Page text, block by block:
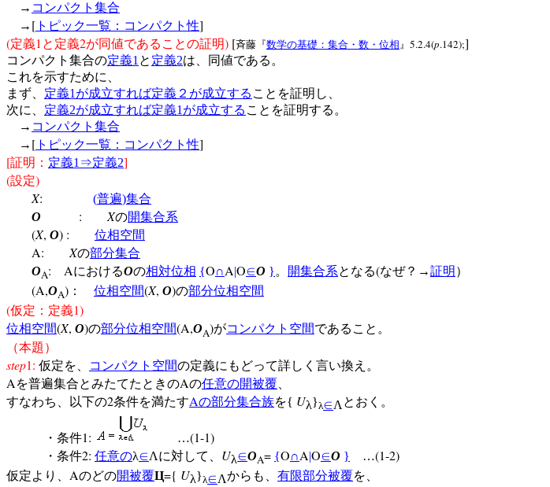
→ コンパクト集合
→ [ トピック一覧：コンパクト性]
(定義1 と定義2が同値であることの証明) [斉藤『数学の基礎：集合・数・位相』 5.2.4(p.142);]
コンパクト集合の定義1 と 定義2は、同値である。
これを示すために、
まず、 定義1 が成立すれば定義２が成立する ことを証明し、
次に、 定義2が成立すれば定義1 が成立する ことを証明する。
→ コンパクト集合
→ [ トピック一覧：コンパクト性]
[証明： 定義1 ⇒定義2]
(設定)
X: (普遍)集合
O
: Xの開集合系
(X, O) : 位相空間
A: Xの部分集合
OA: AにおけるOの相対位相 {O∩A|O∈O }。 開集合系となる(なぜ？→証明 ）
(A,OA) ： 位相空間(X, O)の部分位相空間
(仮定：定義1)
位相空間(X, O)の部分位相空間(A,OA)がコンパクト空間であること。
（本題）
step1: 仮定を、 コンパクト空間の定義にもどって詳しく言い換え。
A を普遍集合とみたてたときのAの任意の開被覆
すなわち、以下の2条件を満たすAの部分集合族を{ Uλ}λ∈Λ とおく。
・条件1: …(1-1)
・条件2: 任意のλ∈Λに対して、 Uλ∈OA= {O∩A|O∈O } …(1-2)
仮定より、 Aのどの開被覆Ц={ Uλ}λ∈Λからも、 有限部分被覆を、